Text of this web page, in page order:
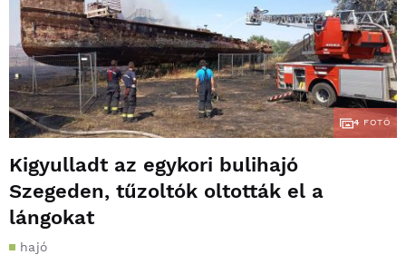
4 FOTÓ
Kigyulladt az egykori bulihajó
Szegeden, tűzoltók oltották el a
lángokat
hajó